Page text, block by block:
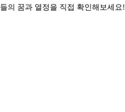
의 꿈과 열정을 직접 확인해보세요!